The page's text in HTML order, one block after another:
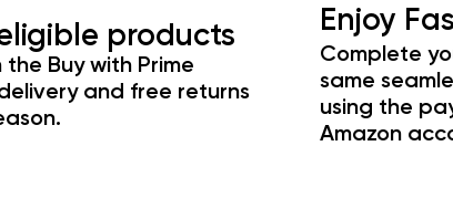
products
Buy with Prime
and free returns
Enjoy
Complete
same
using the
Amazon